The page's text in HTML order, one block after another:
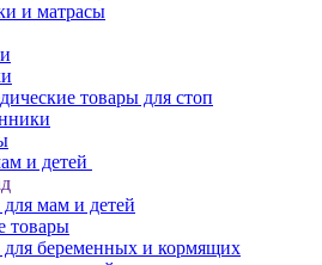
и матрасы
товары для стоп
и детей
мам и детей
товары
беременных и кормящих